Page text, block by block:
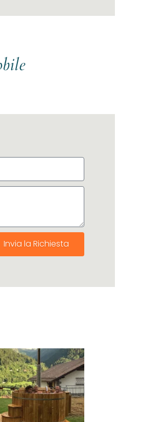
Invia la Richiesta